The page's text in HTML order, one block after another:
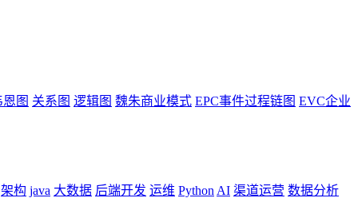
恩图 关系图 逻辑图 魏朱商业模式 EPC事件过程链图 EVC企业
架构 java 大数据 后端开发 运维 Python AI 渠道运营 数据分析